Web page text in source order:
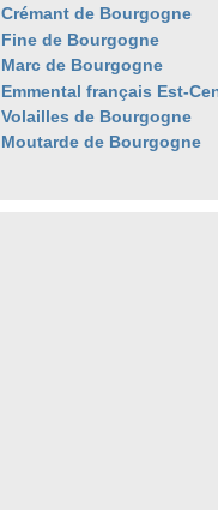
Crémant de Bourgogne
Fine de Bourgogne
Marc de Bourgogne
Emmental français Est-
Volailles de Bourgogne
Moutarde de Bourgogne